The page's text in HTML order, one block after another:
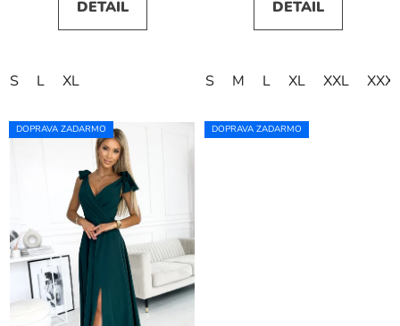
DETAIL
S L XL
DETAIL
S M L XL XXL
DOPRAVA ZADARMO DOPRAVA ZADARMO